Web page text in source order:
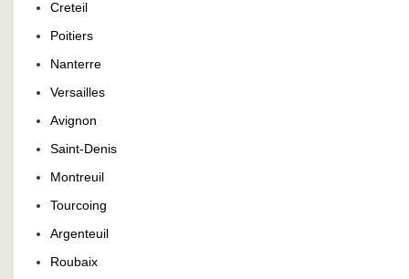
Creteil
Poitiers
Nanterre
Versailles
Avignon
Saint-Denis
Montreuil
Tourcoing
Argenteuil
Roubaix